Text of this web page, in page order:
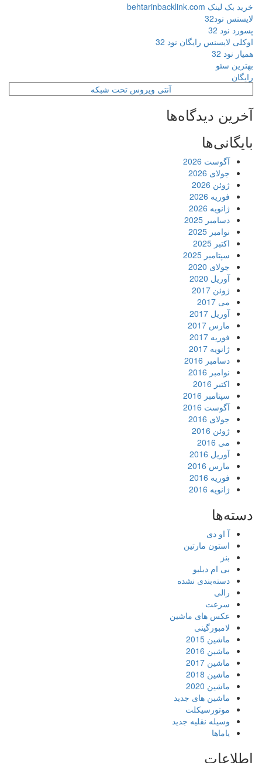
خرید بک لینک behtarinbacklink.com
لایسنس نود32
پسورد نود 32
اوکلی لایسنس رایگان نود 32
همیار نود 32
بهترین سئو
رایگان
آنتی ویروس تحت شبکه
آخرین دیدگاه‌ها
بایگانی‌ها
آگوست 2026
جولای 2026
ژوئن 2026
فوریه 2026
ژانویه 2026
دسامبر 2025
نوامبر 2025
اکتبر 2025
سپتامبر 2025
جولای 2020
آوریل 2020
ژوئن 2017
می 2017
آوریل 2017
مارس 2017
فوریه 2017
ژانویه 2017
دسامبر 2016
نوامبر 2016
اکتبر 2016
سپتامبر 2016
آگوست 2016
جولای 2016
ژوئن 2016
می 2016
آوریل 2016
مارس 2016
فوریه 2016
ژانویه 2016
دسته‌ها
آ او دی
استون مارتین
بنز
بی ام دبلیو
دسته‌بندی نشده
رالی
سرعت
عکس های ماشین
لامبورگینی
ماشین 2015
ماشین 2016
ماشین 2017
ماشین 2018
ماشین 2020
ماشین های جدید
موتورسیکلت
وسیله نقلیه جدید
یاماها
اطلاعات